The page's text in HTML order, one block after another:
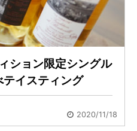
ション限定シングル
イスティング
2020/11/18